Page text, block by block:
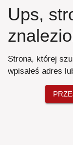
Ups,
Strona, której
wpisałeś adres